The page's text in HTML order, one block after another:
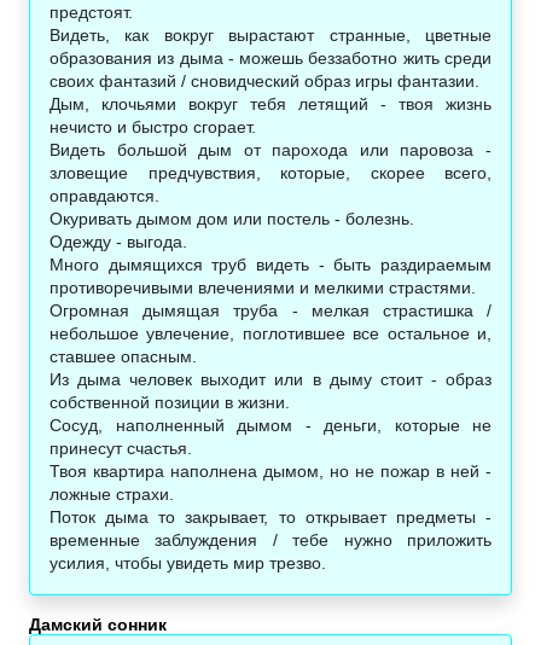
предстоят.
Видеть, как вокруг вырастают странные, цветные
образования из дыма - можешь беззаботно жить среди
своих фантазий / сновидческий образ игры фантазии.
Дым, клочьями вокруг тебя летящий - твоя жизнь
нечисто и быстро сгорает.
Видеть большой дым от парохода или паровоза -
зловещие предчувствия, которые, скорее всего,
оправдаются.
Окуривать дымом дом или постель - болезнь.
Одежду - выгода.
Много дымящихся труб видеть - быть раздираемым
противоречивыми влечениями и мелкими страстями.
Огромная дымящая труба - мелкая страстишка /
небольшое увлечение, поглотившее все остальное и,
ставшее опасным.
Из дыма человек выходит или в дыму стоит - образ
собственной позиции в жизни.
Сосуд, наполненный дымом - деньги, которые не
принесут счастья.
Твоя квартира наполнена дымом, но не пожар в ней -
ложные страхи.
Поток дыма то закрывает, то открывает предметы -
временные заблуждения / тебе нужно приложить
усилия, чтобы увидеть мир трезво.
Дамский сонник